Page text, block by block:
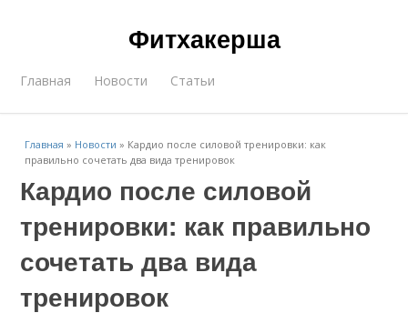
Фитхакерша
Главная Новости Статьи
Главная » Новости » Кардио после силовой тренировки: как
правильно сочетать два вида тренировок
Кардио после силовой
тренировки: как правильно
сочетать два вида
тренировок